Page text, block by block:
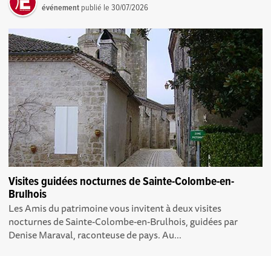
événement publié le30/07/2026
Visites guidées nocturnes de Sainte-Colombe-en-
Brulhois
Les Amis du patrimoine vous invitent à deux visites
nocturnes de Sainte-Colombe-en-Brulhois, guidées par
Denise Maraval, raconteuse de pays. Au...